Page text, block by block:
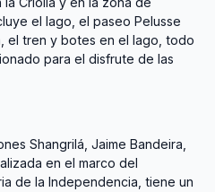
el lago, el paseo Pelusse
el tren y botes en el lago, todo
para el disfrute de las
Shangrilá, Jaime Bandeira,
en el marco del
de la Independencia, tiene un